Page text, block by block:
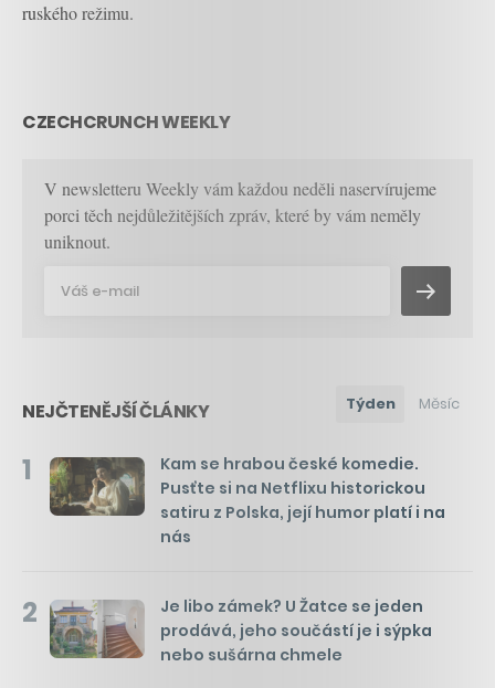
ruského režimu.
CZECHCRUNCH WEEKLY
V newsletteru Weekly vám každou neděli naservírujeme
porci těch nejdůležitějších zpráv, které by vám neměly
uniknout.
NEJČTENĚJŠÍ ČLÁNKY Týden Měsíc
1
Kam se hrabou české komedie.
Pusťte si na Netflixu historickou
satiru z Polska, její humor platí i na
nás
2
Je libo zámek? U Žatce se jeden
prodává, jeho součástí je i sýpka
nebo sušárna chmele